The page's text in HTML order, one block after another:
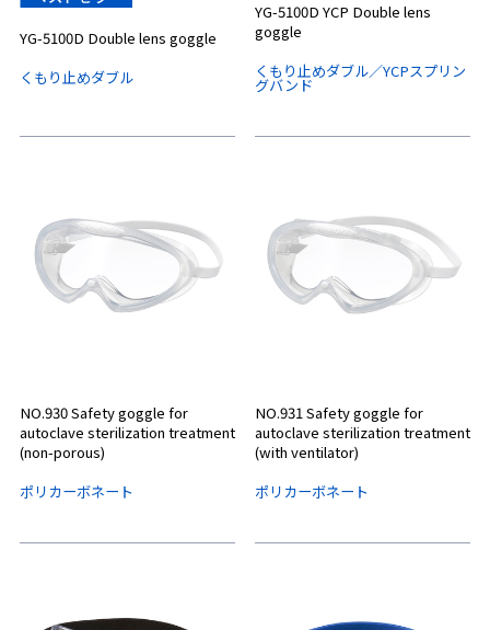
YG-5100D Double lens goggle
くもり止めダブル
YG-5100D YCP Double lens
goggle
くもり止めダブル／YCPスプリン
グバンド
NO.930 Safety goggle for
autoclave sterilization treatment
(non-porous)
ポリカーボネート
NO.931 Safety goggle for
autoclave sterilization treatment
(with ventilator)
ポリカーボネート